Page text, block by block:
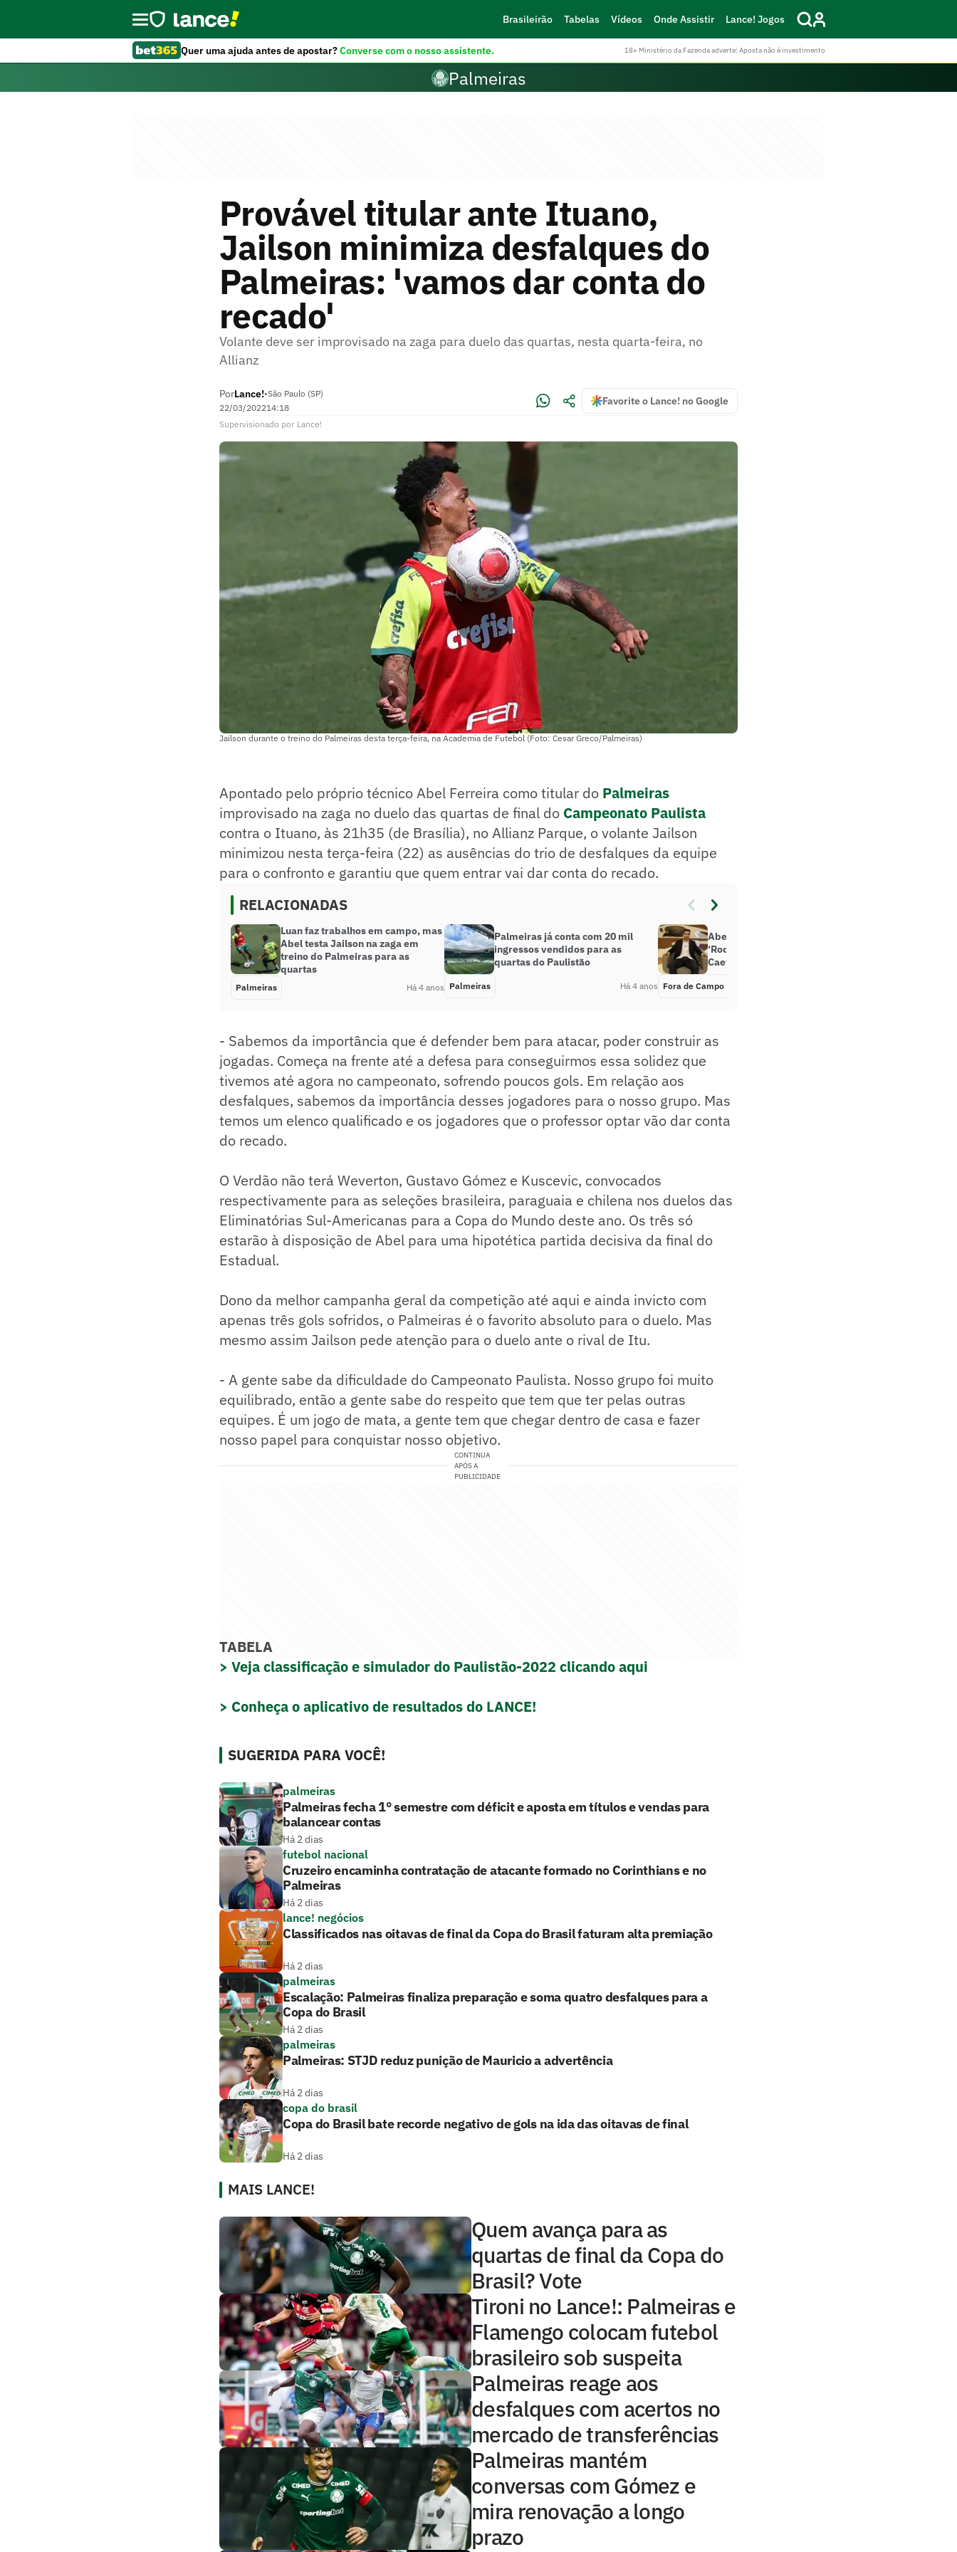
Brasileirão Tabelas Vídeos Onde Assistir Lance! Jogos
Quer uma ajuda antes de apostar?Converse com o nosso assistente. 18+ Ministério da Fazenda adverte: Aposta não é investimento
Palmeiras
Provável titular ante Ituano,
Jailson minimiza desfalques do
Palmeiras: 'vamos dar conta do
recado'
Volante deve ser improvisado na zaga para duelo das quartas, nesta quarta-feira, no
Allianz
PorLance!•São Paulo (SP)
22/03/202214:18
Favorite o Lance! no Google
Supervisionado por Lance!
Jailson durante o treino do Palmeiras desta terça-feira, na Academia de Futebol (Foto: Cesar Greco/Palmeiras)
Apontado pelo próprio técnico Abel Ferreira como titular do Palmeiras
improvisado na zaga no duelo das quartas de final do Campeonato Paulista
contra o Ituano, às 21h35 (de Brasília), no Allianz Parque, o volante Jailson
minimizou nesta terça-feira (22) as ausências do trio de desfalques da equipe
para o confronto e garantiu que quem entrar vai dar conta do recado.
RELACIONADAS
Luan faz trabalhos em campo, mas
Abel testa Jailson na zaga em
treino do Palmeiras para as
quartas
Palmeiras Há 4 anos
Palmeiras já conta com 20 mil
ingressos vendidos para as
quartas do Paulistão
Palmeiras Há 4 anos
Abel Ferreira agita bastidores do
‘Roda Vida’ e produtora diz: ‘Nem
Caetano Veloso gerou isso tudo’
Fora de Campo
- Sabemos da importância que é defender bem para atacar, poder construir as
jogadas. Começa na frente até a defesa para conseguirmos essa solidez que
tivemos até agora no campeonato, sofrendo poucos gols. Em relação aos
desfalques, sabemos da importância desses jogadores para o nosso grupo. Mas
temos um elenco qualificado e os jogadores que o professor optar vão dar conta
do recado.
O Verdão não terá Weverton, Gustavo Gómez e Kuscevic, convocados
respectivamente para as seleções brasileira, paraguaia e chilena nos duelos das
Eliminatórias Sul-Americanas para a Copa do Mundo deste ano. Os três só
estarão à disposição de Abel para uma hipotética partida decisiva da final do
Estadual.
Dono da melhor campanha geral da competição até aqui e ainda invicto com
apenas três gols sofridos, o Palmeiras é o favorito absoluto para o duelo. Mas
mesmo assim Jailson pede atenção para o duelo ante o rival de Itu.
- A gente sabe da dificuldade do Campeonato Paulista. Nosso grupo foi muito
equilibrado, então a gente sabe do respeito que tem que ter pelas outras
equipes. É um jogo de mata, a gente tem que chegar dentro de casa e fazer
nosso papel para conquistar nosso objetivo.
CONTINUA
APÓS A
PUBLICIDADE
TABELA
> Veja classificação e simulador do Paulistão-2022 clicando aqui
> Conheça o aplicativo de resultados do LANCE!
SUGERIDA PARA VOCÊ!
palmeiras
Palmeiras fecha 1° semestre com déficit e aposta em títulos e vendas para
balancear contas
Há 2 dias
futebol nacional
Cruzeiro encaminha contratação de atacante formado no Corinthians e no
Palmeiras
Há 2 dias
lance! negócios
Classificados nas oitavas de final da Copa do Brasil faturam alta premiação
Há 2 dias
palmeiras
Escalação: Palmeiras finaliza preparação e soma quatro desfalques para a
Copa do Brasil
Há 2 dias
palmeiras
Palmeiras: STJD reduz punição de Mauricio a advertência
Há 2 dias
copa do brasil
Copa do Brasil bate recorde negativo de gols na ida das oitavas de final
Há 2 dias
MAIS LANCE!
Quem avança para as
quartas de final da Copa do
Brasil? Vote
Tironi no Lance!: Palmeiras e
Flamengo colocam futebol
brasileiro sob suspeita
Palmeiras reage aos
desfalques com acertos no
mercado de transferências
Palmeiras mantém
conversas com Gómez e
mira renovação a longo
prazo